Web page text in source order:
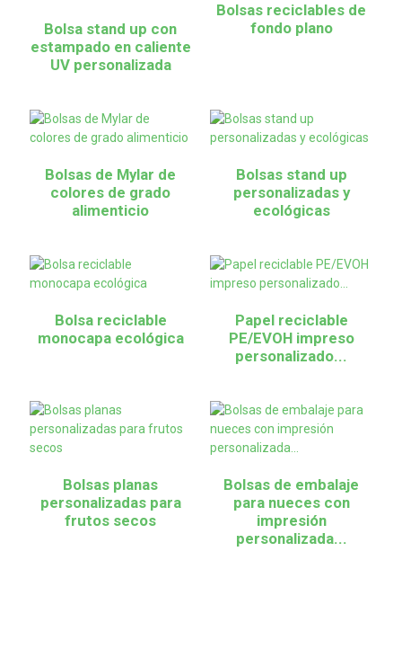
Bolsa stand up con
estampado en caliente
UV personalizada
Bolsas reciclables de
fondo plano
Bolsas de Mylar de
colores de grado
alimenticio
Bolsas stand up
personalizadas y
ecológicas
Bolsa reciclable
monocapa ecológica
Papel reciclable
PE/EVOH impreso
personalizado...
Bolsas planas
personalizadas para
frutos secos
Bolsas de embalaje
para nueces con
impresión
personalizada...